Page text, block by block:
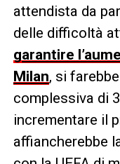
attendista da
delle difficoltà
garantire
Milan, si
complessiva di
incrementare il
affiancherebbe